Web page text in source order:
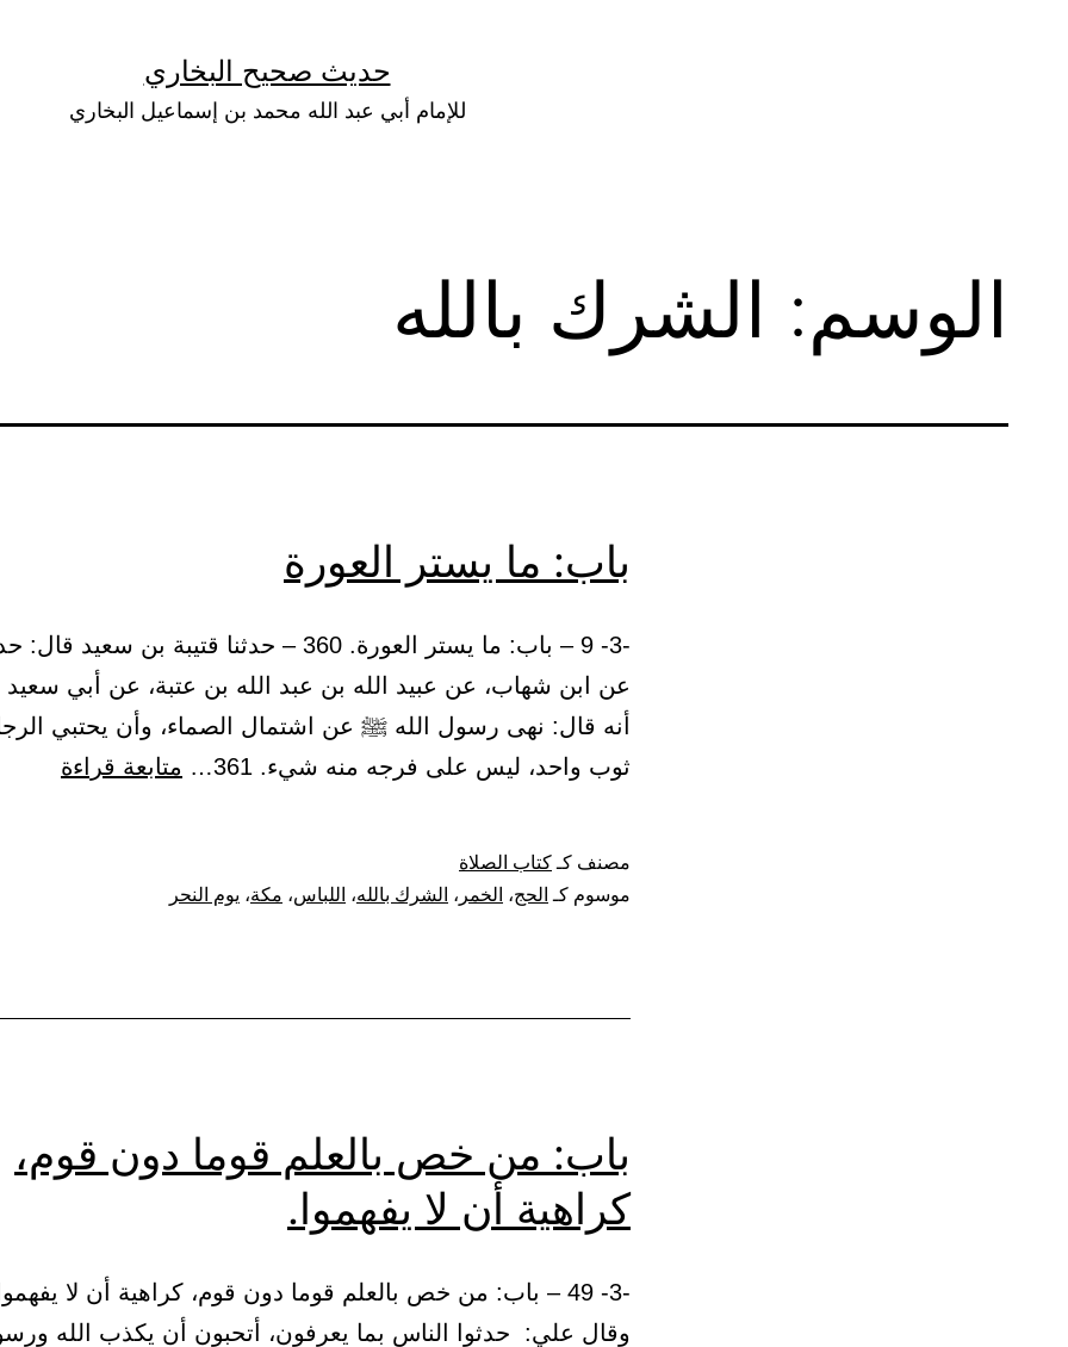
حديث صحيح البخاري
للإمام أبي عبد الله محمد بن إسماعيل البخاري
الوسم: الشرك بالله
باب: ما يستر العورة
-3- 9 – باب: ما يستر العورة. 360 – حدثنا قتيبة بن سعيد
عن ابن شهاب، عن عبيد الله بن عبد الله بن عتبة، عن أبي
أنه قال: نهى رسول الله ﷺ عن اشتمال الصماء، وأن يحتبي
ثوب واحد، ليس على فرجه منه شيء. 361…
متابعة قراءة
مصنف كـ كتاب الصلاة
موسوم كـ الحج، الخمر ، الشرك بالله، اللباس، مكة، يوم النحر
باب: من خص بالعلم قوما دون قوم،
كراهية أن لا يفهموا.
وقال علي: حدثوا الناس بما يعرفون، أتحبون أن يكذب الله